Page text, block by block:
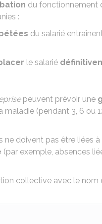
du fonctionnement
:
du salarié
le salarié
peuvent prévoir une
(pendant 3, 6 ou
ne doivent pas être liées à
(par exemple, absences
collective avec le nom